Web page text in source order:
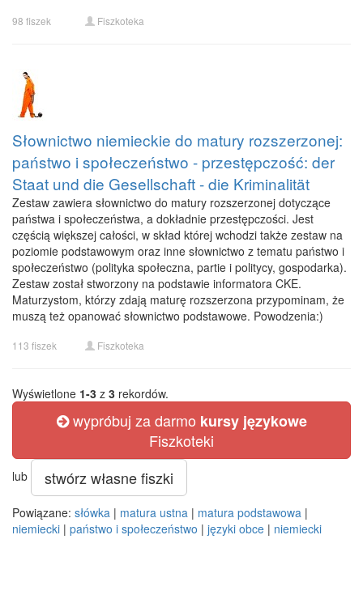
98 fiszek Fiszkoteka
Słownictwo niemieckie do matury rozszerzonej:
państwo i społeczeństwo - przestępczość: der
Staat und die Gesellschaft - die Kriminalität
Zestaw zawiera słownictwo do matury rozszerzonej dotyczące
państwa i społeczeństwa, a dokładnie przestępczości. Jest
częścią większej całości, w skład której wchodzi także zestaw na
poziomie podstawowym oraz inne słownictwo z tematu państwo i
społeczeństwo (polityka społeczna, partie i politycy, gospodarka).
Zestaw został stworzony na podstawie informatora CKE.
Maturzystom, którzy zdają maturę rozszerzona przypominam, że
muszą też opanować słownictwo podstawowe. Powodzenia:)
113 fiszek Fiszkoteka
Wyświetlone 1-3 z 3 rekordów.
wypróbuj za darmo kursy językowe
Fiszkoteki
lub stwórz własne fiszki
Powiązane: słówka | matura ustna | matura podstawowa |
niemiecki | państwo i społeczeństwo | języki obce | niemiecki